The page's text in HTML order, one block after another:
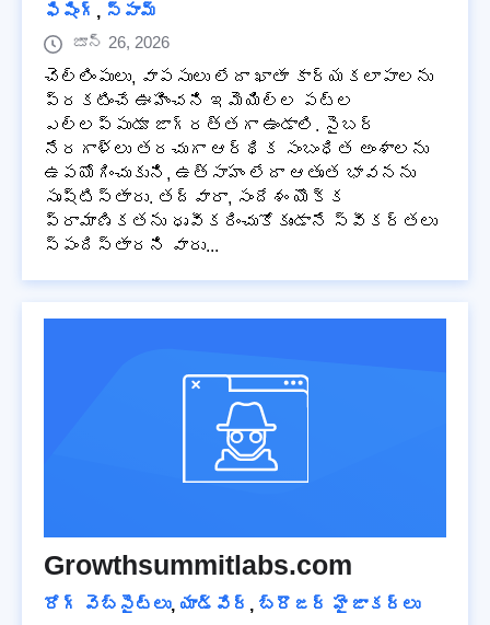
ఫిషింగ్ , స్పామ్
జూన్ 26, 2026
చెల్లింపులు, వాపసులు లేదా ఖాతా కార్యకలాపాలను
ప్రకటించే ఊహించని ఇమెయిల్‌ల పట్ల
ఎల్లప్పుడూ జాగ్రత్తగా ఉండాలి. సైబర్
నేరగాళ్లు తరచుగా ఆర్థిక సంబంధిత అంశాలను
ఉపయోగించుకుని, ఉత్సాహం లేదా ఆతృత భావనను
సృష్టిస్తారు. తద్వారా, సందేశం యొక్క
ప్రామాణికతను ధృవీకరించుకోకుండానే స్వీకర్తలు
స్పందిస్తారని వారు...
Growthsummitlabs.com
రోగ్ వెబ్‌సైట్‌లు, యాడ్వేర్ , బ్రౌజర్ హైజాకర్లు